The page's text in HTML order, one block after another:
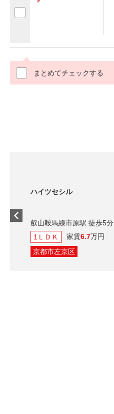
まとめてチェックする
ハイツセシル
叡山鞍馬線市原駅 徒歩5分
1ＬＤＫ
家賃6.7万円
京都市左京区